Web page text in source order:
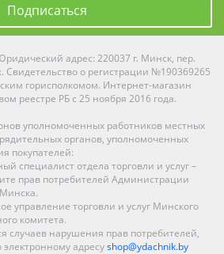
Подписаться
адрес: 220037 г. Минск, пер.
Свидетельство о регистрации №190369265
горисполкомом. Интернет-магазин
реестре РБ с 25 ноября 2016 года.
уполномоченных работников местных
органов, уполномоченных
покупателей:
специалист отдела торговли и услуг –
прав потребителей Администрации
управление торговли и услуг Минского
комитета.
случаев нарушения прав потребителей,
адресуshop@ydachnik.by